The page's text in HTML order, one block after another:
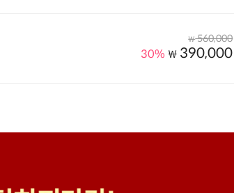
₩560,000
30% ₩ 390,000